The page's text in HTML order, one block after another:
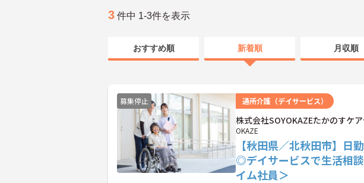
3 件中 1-3件を表示
おすすめ順 新着順 月収順
募集停止 通所介護（デイサービス）
株式会社SOYOKAZEたかのすケ
OKAZE
【秋田県／北秋田市】
◎デイサービスで生活相
イム社員＞